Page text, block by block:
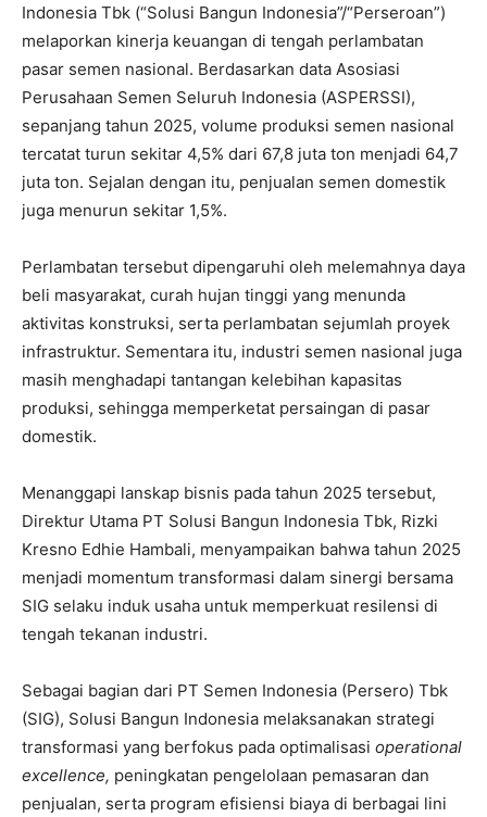
Indonesia Tbk (“Solusi Bangun Indonesia”/“Perseroan”)
melaporkan kinerja keuangan di tengah perlambatan
pasar semen nasional. Berdasarkan data Asosiasi
Perusahaan Semen Seluruh Indonesia (ASPERSSI),
sepanjang tahun 2025, volume produksi semen nasional
tercatat turun sekitar 4,5% dari 67,8 juta ton menjadi 64,7
juta ton. Sejalan dengan itu, penjualan semen domestik
juga menurun sekitar 1,5%.
Perlambatan tersebut dipengaruhi oleh melemahnya daya
beli masyarakat, curah hujan tinggi yang menunda
aktivitas konstruksi, serta perlambatan sejumlah proyek
infrastruktur. Sementara itu, industri semen nasional juga
masih menghadapi tantangan kelebihan kapasitas
produksi, sehingga memperketat persaingan di pasar
domestik.
Menanggapi lanskap bisnis pada tahun 2025 tersebut,
Direktur Utama PT Solusi Bangun Indonesia Tbk, Rizki
Kresno Edhie Hambali, menyampaikan bahwa tahun 2025
menjadi momentum transformasi dalam sinergi bersama
SIG selaku induk usaha untuk memperkuat resilensi di
tengah tekanan industri.
Sebagai bagian dari PT Semen Indonesia (Persero) Tbk
(SIG), Solusi Bangun Indonesia melaksanakan strategi
transformasi yang berfokus pada optimalisasi operational
excellence, peningkatan pengelolaan pemasaran dan
penjualan, serta program efisiensi biaya di berbagai lini